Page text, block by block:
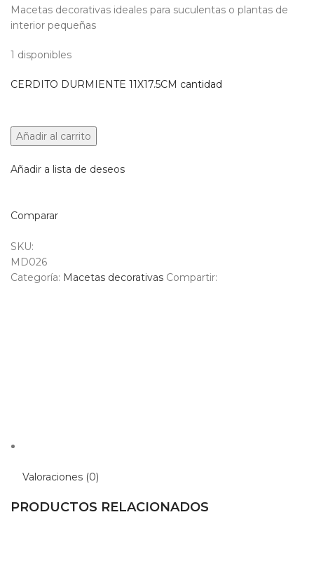
Macetas decorativas ideales para suculentas o plantas de
interior pequeñas
1 disponibles
CERDITO DURMIENTE 11X17.5CM cantidad
Añadir al carrito
Añadir a lista de deseos
Comparar
SKU:
MD026
Categoría: Macetas decorativas Compartir:
Valoraciones (0)
PRODUCTOS RELACIONADOS